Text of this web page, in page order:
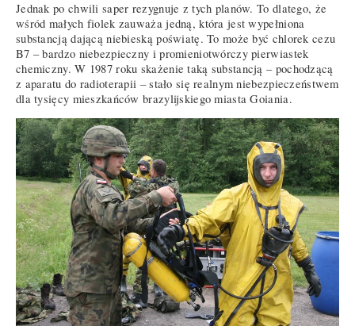
Jednak po chwili saper rezygnuje z tych planów. To dlatego, że
wśród małych fiolek zauważa jedną, która jest wypełniona
substancją dającą niebieską poświatę. To może być chlorek cezu
B7 – bardzo niebezpieczny i promieniotwórczy pierwiastek
chemiczny. W 1987 roku skażenie taką substancją – pochodzącą
z aparatu do radioterapii – stało się realnym niebezpieczeństwem
dla tysięcy mieszkańców brazylijskiego miasta Goiania.